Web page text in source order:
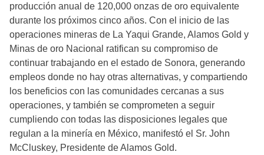
producción anual de 120,000 onzas de oro equivalente
durante los próximos cinco años. Con el inicio de las
operaciones mineras de La Yaqui Grande, Alamos Gold y
Minas de oro Nacional ratifican su compromiso de
continuar trabajando en el estado de Sonora, generando
empleos donde no hay otras alternativas, y compartiendo
los beneficios con las comunidades cercanas a sus
operaciones, y también se comprometen a seguir
cumpliendo con todas las disposiciones legales que
regulan a la minería en México, manifestó el Sr. John
McCluskey, Presidente de Alamos Gold.